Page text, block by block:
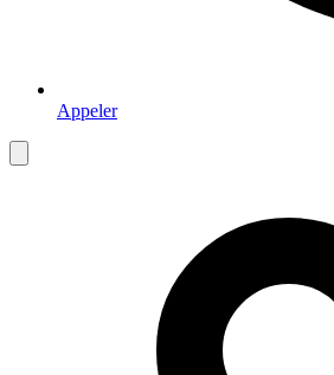
Appeler